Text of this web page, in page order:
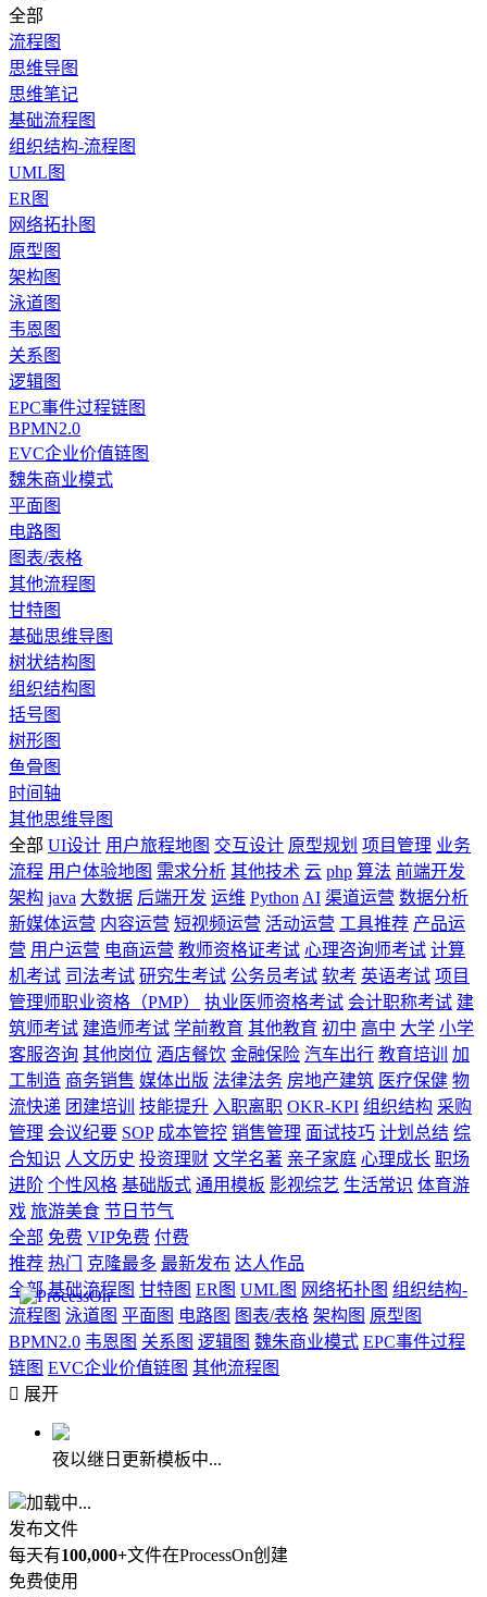
全部
流程图
思维导图
思维笔记
基础流程图
组织结构-流程图
UML图
ER图
网络拓扑图
原型图
架构图
泳道图
韦恩图
关系图
逻辑图
EPC事件过程链图
BPMN2.0
EVC企业价值链图
魏朱商业模式
平面图
电路图
图表/表格
其他流程图
甘特图
基础思维导图
树状结构图
组织结构图
括号图
树形图
鱼骨图
时间轴
其他思维导图
全部 UI设计 用户旅程地图 交互设计 原型规划 项目管理 业务
流程 用户体验地图 需求分析 其他技术 云 php 算法 前端开发
架构 java 大数据 后端开发 运维 Python AI 渠道运营 数据分析
新媒体运营 内容运营 短视频运营 活动运营 工具推荐 产品运
营 用户运营 电商运营 教师资格证考试 心理咨询师考试 计算
机考试 司法考试 研究生考试 公务员考试 软考 英语考试 项目
管理师职业资格（PMP）
执业医师资格考试 会计职称考试 建
筑师考试 建造师考试 学前教育 其他教育 初中 高中 大学 小学
客服咨询 其他岗位 酒店餐饮 金融保险 汽车出行 教育培训
加
工制造 商务销售 媒体出版 法律法务 房地产建筑 医疗保健 物
流快递 团建培训 技能提升 入职离职 OKR-KPI 组织结构 采购
管理 会议纪要 SOP 成本管控 销售管理 面试技巧 计划总结 综
合知识 人文历史 投资理财 文学名著 亲子家庭 心理成长 职场
进阶 个性风格 基础版式 通用模板 影视综艺 生活常识 体育游
戏 旅游美食 节日节气
全部 免费 VIP免费 付费
推荐 热门 克隆最多 最新发布 达人作品
全部 基础流程图 甘特图 ER图 UML图 网络拓扑图 组织结构-
流程图 泳道图 平面图 电路图 图表/表格 架构图 原型图
BPMN2.0 韦恩图 关系图 逻辑图 魏朱商业模式 EPC事件过程
链图 EVC企业价值链图 其他流程图
 展开
夜以继日更新模板中...
加载中...
发布文件
每天有100,000+文件在ProcessOn创建
免费使用